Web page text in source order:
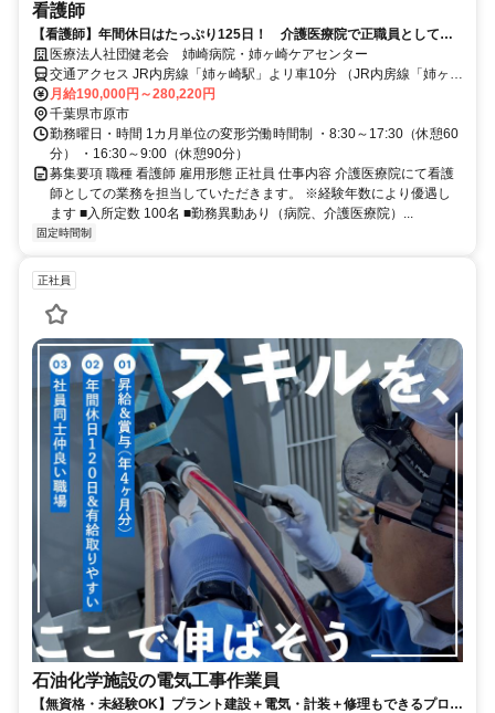
看護師
【看護師】年間休日はたっぷり125日！ 介護医療院で正職員として働
こう 日勤・夜勤のシフト制
医療法人社団健老会 姉崎病院・姉ヶ崎ケアセンター
交通アクセス JR内房線「姉ヶ崎駅」よリ車10分 （JR内房線「姉ヶ崎
駅」よリ日東バス 深城バス停下車徒歩1分）
月給190,000円～280,220円
千葉県市原市
勤務曜日・時間 1カ月単位の変形労働時間制 ・8:30～17:30（休憩60
分） ・16:30～9:00（休憩90分）
募集要項 職種 看護師 雇用形態 正社員 仕事内容 介護医療院にて看護
師としての業務を担当していただきます。 ※経験年数により優遇し
ます ■入所定数 100名 ■勤務異動あり（病院、介護医療院）...
固定時間制
正社員
石油化学施設の電気工事作業員
【無資格・未経験OK】プラント建設＋電気・計装＋修理もできるプロに